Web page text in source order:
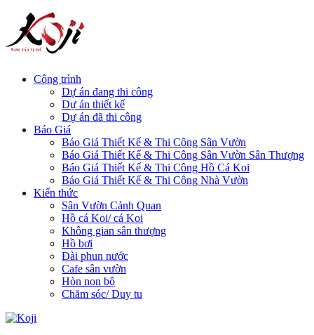
Công trình
Dự án đang thi công
Dự án thiết kế
Dự án đã thi công
Báo Giá
Báo Giá Thiết Kế & Thi Công Sân Vườn
Báo Giá Thiết Kế & Thi Công Sân Vườn Sân Thượng
Báo Giá Thiết Kế & Thi Công Hồ Cá Koi
Báo Giá Thiết Kế & Thi Công Nhà Vườn
Kiến thức
Sân Vườn Cảnh Quan
Hồ cá Koi/ cá Koi
Không gian sân thượng
Hồ bơi
Đài phun nước
Cafe sân vườn
Hòn non bộ
Chăm sóc/ Duy tu